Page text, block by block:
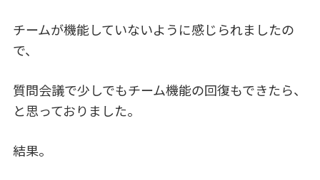
チームが機能していないように感じられましたの
で、
質問会議で少しでもチーム機能の回復もできたら、
と思っておりました。
結果。